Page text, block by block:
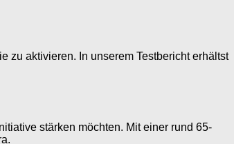
zu aktivieren. In unserem Testbericht erhältst
stärken möchten. Mit einer rund 65-